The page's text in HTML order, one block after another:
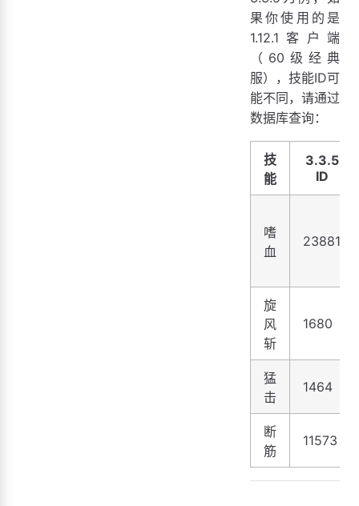
果你使用的是
1.12.1客户端
（60级经典
服），技能ID可
能不同，请通过
数据库查询：
技
能
3.3.5
ID
嗜
血
23881
旋
风
斩
1680
猛
击
1464
断
筋
11573